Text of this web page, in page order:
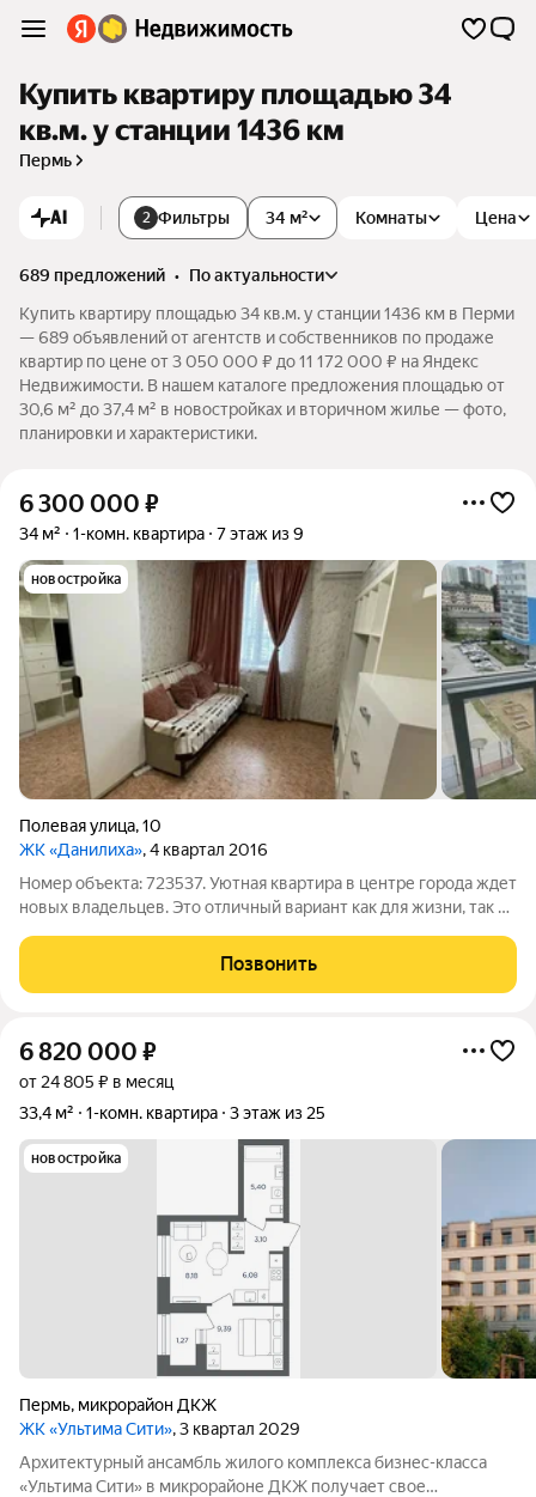
Купить квартиру площадью 34
кв.м. у станции 1436 км
Пермь
AI 2 Фильтры Комнаты Цена
34 м²
689 предложений •
по актуальности
Купить квартиру площадью 34 кв.м. у станции 1436 км в Перми
— 689 объявлений от агентств и собственников по продаже
квартир по цене от 3 050 000 ₽ до 11 172 000 ₽ на Яндекс
Недвижимости. В нашем каталоге предложения площадью от
30,6 м² до 37,4 м² в новостройках и вторичном жилье — фото,
планировки и характеристики.
6 300 000 ₽
34 м² 1-комн. квартира 7 этаж из 9
новостройка
Полевая улица,10
ЖК «Данилиха», 4 квартал 2016
Номер объекта: 723537. Уютная квартира в центре города ждет
новых владельцев. Это отличный вариант как для жизни, так и
техника, включая кондиционер. Цикарная инфраструктура
района - 2 минуты до
Позвонить
6 820 000 ₽
от 24 805 ₽ в месяц
33,4 м²
1-комн. квартира 3 этаж из 25
новостройка
Пермь, микрорайон ДКЖ
ЖК «Ультима Сити», 3 квартал 2029
Архитектурный ансамбль жилого комплекса бизнес-класса
«Ультима Сити» в микрорайоне ДКЖ получает свое